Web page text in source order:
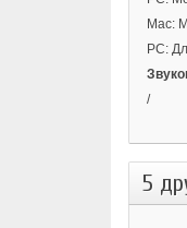
Mac:
PC:
/
5